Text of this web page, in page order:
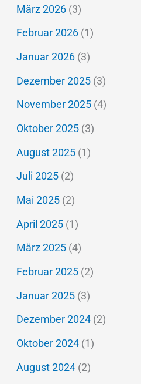
n
n
a
c
März 2026 (3)
Februar 2026 (1)
Januar 2026 (3)
Dezember 2025 (3)
November 2025 (4)
Oktober 2025 (3)
August 2025 (1)
Juli 2025 (2)
Mai 2025 (2)
April 2025 (1)
März 2025 (4)
Februar 2025 (2)
Januar 2025 (3)
Dezember 2024 (2)
Oktober 2024 (1)
August 2024 (2)